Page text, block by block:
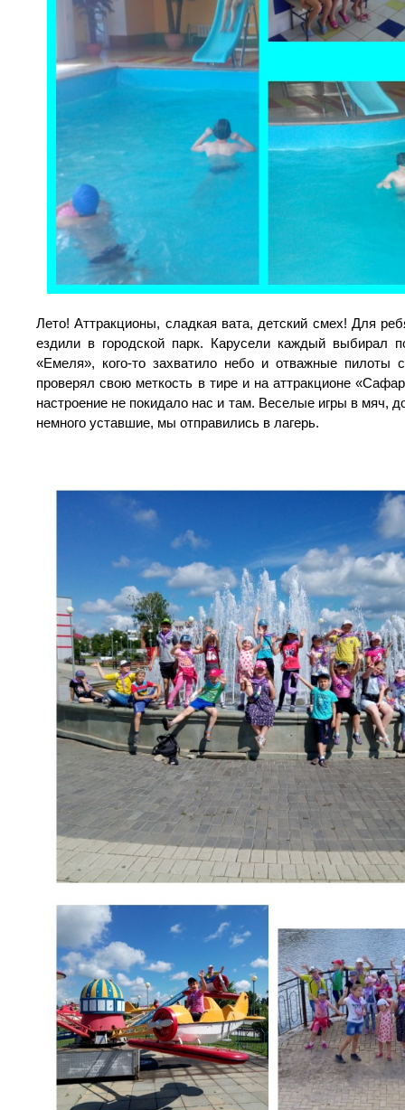
Лето! Аттракционы, сладкая вата, детский смех! Для
ездили в городской парк. Карусели каждый выбирал
«Емеля», кого-то захватило небо и отважные
проверял свою меткость в тире и на аттракционе
настроение не покидало нас и там. Веселые игры в мяч,
немного уставшие, мы отправились в лагерь.